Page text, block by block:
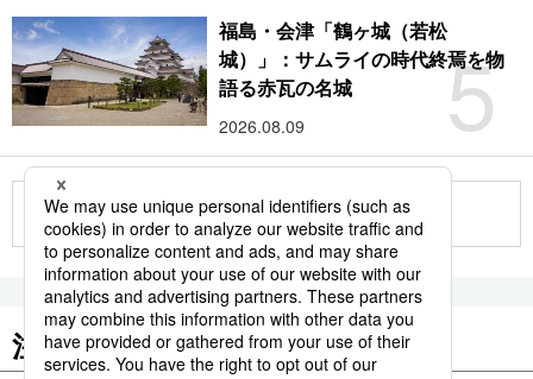
5
福島・会津「鶴ヶ城（若松
城）」：サムライの時代終焉を物
語る赤瓦の名城
2026.08.09
もっと見る
注目のキーワード